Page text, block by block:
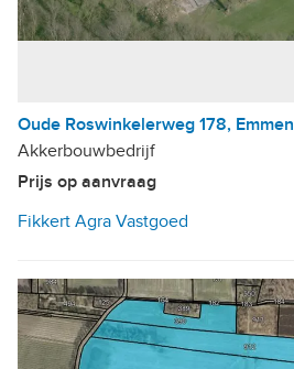
Oude Roswinkelerweg 178, Emmen
Akkerbouwbedrijf
Prijs op aanvraag
Fikkert Agra Vastgoed